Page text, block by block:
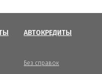
АВТОКРЕДИТЫ
Без справок